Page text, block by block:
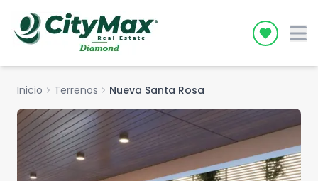
Icon
Inicio chevron_right Terrenos chevron_right Nueva Santa Rosa